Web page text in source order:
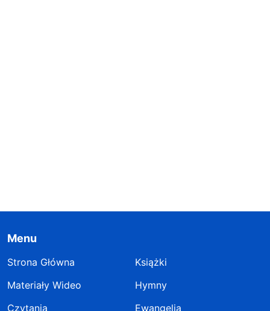
Menu
Strona Główna
Książki
Materiały Wideo
Hymny
Czytania
Ewangelia